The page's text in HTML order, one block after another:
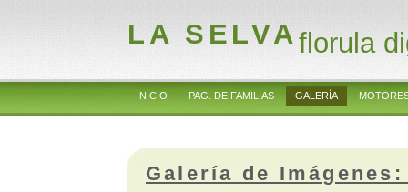
LA SELVAflorula
INICIO PAG. DE FAMILIAS GALERÍA
Galería de